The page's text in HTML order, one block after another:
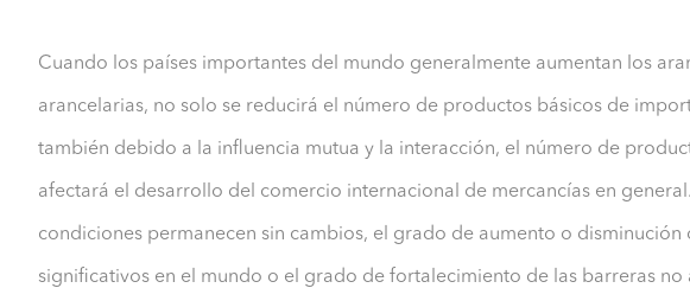
Cuando los países importantes del mundo generalmente aumentan los
arancelarias, no solo se reducirá el número de productos básicos de
también debido a la influencia mutua y la interacción, el número de
afectará el desarrollo del comercio internacional de mercancías en
condiciones permanecen sin cambios, el grado de aumento o disminución
significativos en el mundo o el grado de fortalecimiento de las barreras